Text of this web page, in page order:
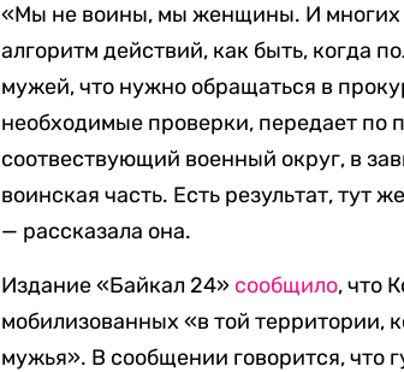
«Мы не воины, мы женщины. И многих
алгоритм действий, как быть, когда
мужей, что нужно обращаться в
необходимые проверки, передает по
соотвествующий военный округ, в
воинская часть. Есть результат, тут
— рассказала она.
Издание «Байкал 24» сообщило, что
мобилизованных «в той территории,
мужья». В сообщении говорится, что